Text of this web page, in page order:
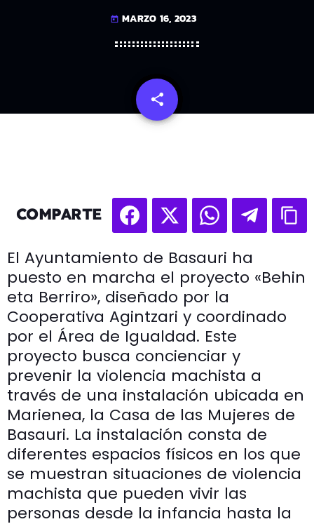
today MARZO 16, 2023
share
email
COMPARTE
El Ayuntamiento de Basauri ha
puesto en marcha el proyecto «Behin
eta Berriro», diseñado por la
Cooperativa Agintzari y coordinado
por el Área de Igualdad. Este
proyecto busca concienciar y
prevenir la violencia machista a
través de una instalación ubicada en
Marienea, la Casa de las Mujeres de
Basauri. La instalación consta de
diferentes espacios físicos en los que
se muestran situaciones de violencia
machista que pueden vivir las
personas desde la infancia hasta la